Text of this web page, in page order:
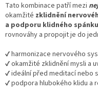
Tato kombinace patří mezi
okamžité zklidnění
a podporu klidného spánku
rovnováhy a propojit je do
✔ harmonizace nervového
✔ okamžité zklidnění mysli a
✔ ideální před meditací nebo
✔ podpora hlubokého klidu a